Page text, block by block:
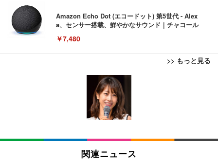
Amazon Echo Dot (エコードット) 第5世代 - Alex
a、センサー搭載、鮮やかなサウンド｜チャコール
￥7,480
>> もっと見る
[EdoErgo] オフィスチェア 椅子 テレワーク 疲れな
い 跳ね上げ式アームレスト コンパクト 約105度ロッ
キング pc 事務椅子 360度回転 座面昇降 強化ナイロ
ン樹脂ベース 通気性メッシュ 在宅ワーク H-WY01
(黒網+黒枠+黒足)
SIHOO B100 オフィスチェア／デスクチェア メッシ
ュチェア 人間工学 疲れない ブラック
EIZO ビジネス向けプレミアムモニター | FlexScan
EV3240X-WT | 31.5型4K UHD・USB Type-C・ホワ
EIZO ビジネス向けプレミアムモニター | FlexScan
Amazonベーシック ペットシーツ 薄型 レギュラー 1
回使い捨て 無香料 ホワイト 300枚
Amazonベーシック ペットシーツ 厚型 ワイド 42枚
x2袋(84枚) ホワイト(吸収面:ライトブルー)
関連ニュース